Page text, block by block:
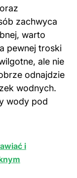
zachwyca
warto
pewnej troski
ale nie
odnajdzie
wodnych.
wody pod
i